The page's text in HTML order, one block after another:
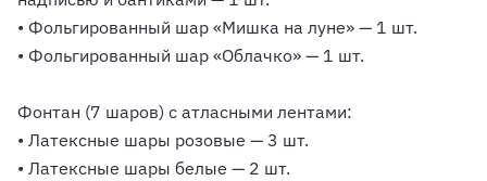
• Фольгированный шар «Мишка на луне» — 1 шт.
• Фольгированный шар «Облачко» — 1 шт.
Фонтан (7 шаров) с атласными лентами:
• Латексные шары розовые — 3 шт.
• Латексные шары белые — 2 шт.